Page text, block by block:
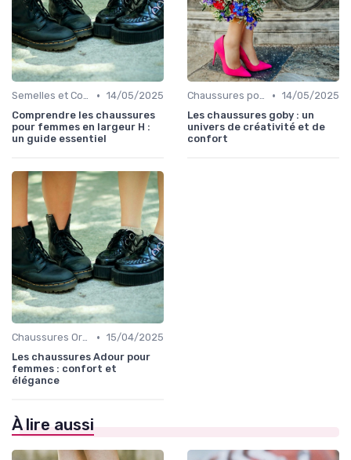
Semelles et Confort du Pied • 14/05/2025
Comprendre les chaussures
pour femmes en largeur H :
un guide essentiel
Chaussures pour Occasions Spéciales • 14/05/2025
Les chaussures goby : un
univers de créativité et de
confort
Chaussures Orthopédiques • 15/04/2025
Les chaussures Adour pour
femmes : confort et
élégance
À lire aussi